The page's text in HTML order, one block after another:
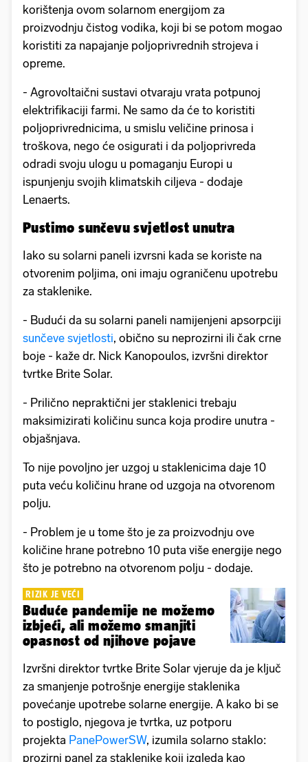
korištenja ovom solarnom energijom za
proizvodnju čistog vodika, koji bi se potom mogao
koristiti za napajanje poljoprivrednih strojeva i
opreme.
- Agrovoltaični sustavi otvaraju vrata potpunoj
elektrifikaciji farmi. Ne samo da će to koristiti
poljoprivrednicima, u smislu veličine prinosa i
troškova, nego će osigurati i da poljoprivreda
odradi svoju ulogu u pomaganju Europi u
ispunjenju svojih klimatskih ciljeva - dodaje
Lenaerts.
Pustimo sunčevu svjetlost unutra
Iako su solarni paneli izvrsni kada se koriste na
otvorenim poljima, oni imaju ograničenu upotrebu
za staklenike.
- Budući da su solarni paneli namijenjeni apsorpciji
sunčeve svjetlosti, obično su neprozirni ili čak crne
boje - kaže dr. Nick Kanopoulos, izvršni direktor
tvrtke Brite Solar.
- Prilično nepraktični jer staklenici trebaju
maksimizirati količinu sunca koja prodire unutra -
objašnjava.
To nije povoljno jer uzgoj u staklenicima daje 10
puta veću količinu hrane od uzgoja na otvorenom
polju.
- Problem je u tome što je za proizvodnju ove
količine hrane potrebno 10 puta više energije nego
što je potrebno na otvorenom polju - dodaje.
RIZIK JE VEĆI
Buduće pandemije ne možemo
izbjeći, ali možemo smanjiti
opasnost od njihove pojave
Izvršni direktor tvrtke Brite Solar vjeruje da je ključ
za smanjenje potrošnje energije staklenika
povećanje upotrebe solarne energije. A kako bi se
to postiglo, njegova je tvrtka, uz potporu
projekta PanePowerSW, izumila solarno staklo:
prozirni panel za staklenike koji izgleda kao